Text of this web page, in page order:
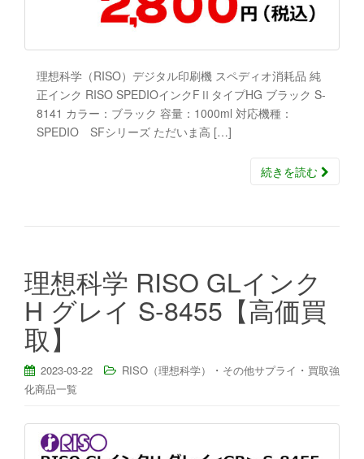
理想科学（RISO）デジタル印刷機 スペディオ消耗品 純
正インク RISO SPEDIOインクFⅡタイプHG ブラック S-
8141 カラー：ブラック 容量：1000ml 対応機種：
SPEDIO SFシリーズ ただいま高 […]
続きを読む
理想科学 RISO GLインク
H グレイ S-8455【高価買
取】
2023-03-22 RISO（理想科学） ・ その他サプライ ・ 買取強
化商品一覧